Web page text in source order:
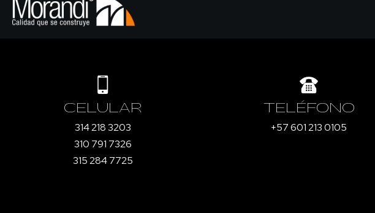
CELULAR
314 218 3203
310 791 7326
315 284 7725
TELÉFONO
+57 601 213 0105